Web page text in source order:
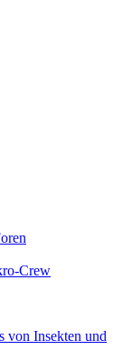
Crew
von Insekten und